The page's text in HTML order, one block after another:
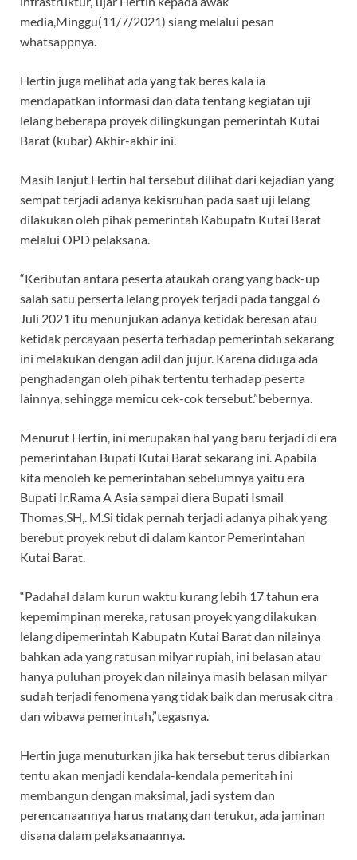
media,Minggu(11/7/2021) siang melalui pesan
whatsappnya.
Hertin juga melihat ada yang tak beres kala ia
mendapatkan informasi dan data tentang kegiatan uji
lelang beberapa proyek dilingkungan pemerintah Kutai
Barat (kubar) Akhir-akhir ini.
Masih lanjut Hertin hal tersebut dilihat dari kejadian yang
sempat terjadi adanya kekisruhan pada saat uji lelang
dilakukan oleh pihak pemerintah Kabupatn Kutai Barat
melalui OPD pelaksana.
“Keributan antara peserta ataukah orang yang back-up
salah satu perserta lelang proyek terjadi pada tanggal 6
Juli 2021 itu menunjukan adanya ketidak beresan atau
ketidak percayaan peserta terhadap pemerintah sekarang
ini melakukan dengan adil dan jujur. Karena diduga ada
penghadangan oleh pihak tertentu terhadap peserta
lainnya, sehingga memicu cek-cok tersebut.”bebernya.
Menurut Hertin, ini merupakan hal yang baru terjadi di era
pemerintahan Bupati Kutai Barat sekarang ini. Apabila
kita menoleh ke pemerintahan sebelumnya yaitu era
Bupati Ir.Rama A Asia sampai diera Bupati Ismail
Thomas,SH,. M.Si tidak pernah terjadi adanya pihak yang
berebut proyek rebut di dalam kantor Pemerintahan
Kutai Barat.
“Padahal dalam kurun waktu kurang lebih 17 tahun era
kepemimpinan mereka, ratusan proyek yang dilakukan
lelang dipemerintah Kabupatn Kutai Barat dan nilainya
bahkan ada yang ratusan milyar rupiah, ini belasan atau
hanya puluhan proyek dan nilainya masih belasan milyar
sudah terjadi fenomena yang tidak baik dan merusak citra
dan wibawa pemerintah,”tegasnya.
Hertin juga menuturkan jika hak tersebut terus dibiarkan
tentu akan menjadi kendala-kendala pemeritah ini
membangun dengan maksimal, jadi system dan
perencanaannya harus matang dan terukur, ada jaminan
disana dalam pelaksanaannya.